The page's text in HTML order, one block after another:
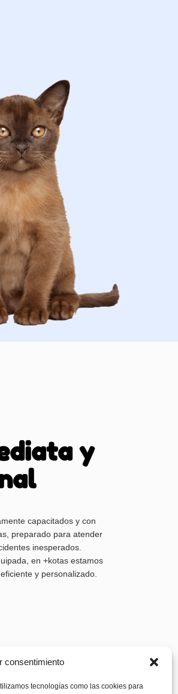
consentimiento
tecnologías como las cookies para
y
capacitados y con
preparado para atender
inesperados.
en +kotas estamos
y personalizado.